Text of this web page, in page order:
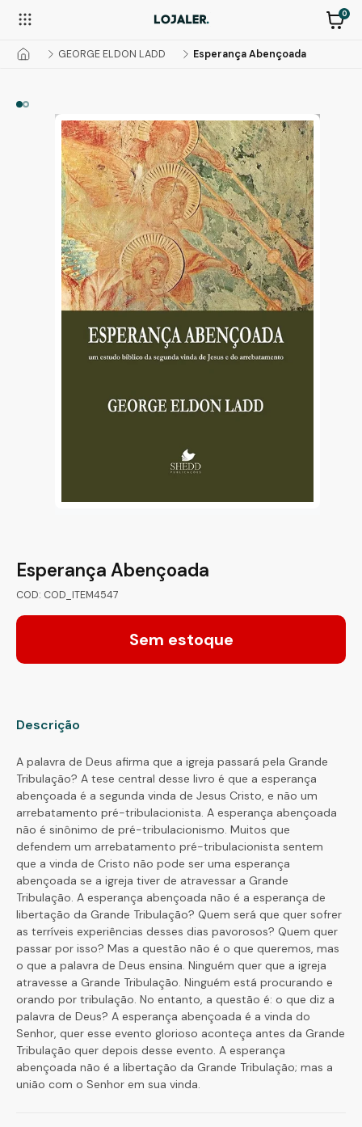
0
GEORGE ELDON LADD Esperança Abençoada
Esperança Abençoada
COD: COD_ITEM4547
Sem estoque
Descrição
A palavra de Deus afirma que a igreja passará pela Grande
Tribulação? A tese central desse livro é que a esperança
abençoada é a segunda vinda de Jesus Cristo, e não um
arrebatamento pré-tribulacionista. A esperança abençoada
não é sinônimo de pré-tribulacionismo. Muitos que
defendem um arrebatamento pré-tribulacionista sentem
que a vinda de Cristo não pode ser uma esperança
abençoada se a igreja tiver de atravessar a Grande
Tribulação. A esperança abençoada não é a esperança de
libertação da Grande Tribulação? Quem será que quer sofrer
as terríveis experiências desses dias pavorosos? Quem quer
passar por isso? Mas a questão não é o que queremos, mas
o que a palavra de Deus ensina. Ninguém quer que a igreja
atravesse a Grande Tribulação. Ninguém está procurando e
orando por tribulação. No entanto, a questão é: o que diz a
palavra de Deus? A esperança abençoada é a vinda do
Senhor, quer esse evento glorioso aconteça antes da Grande
Tribulação quer depois desse evento. A esperança
abençoada não é a libertação da Grande Tribulação; mas a
união com o Senhor em sua vinda.